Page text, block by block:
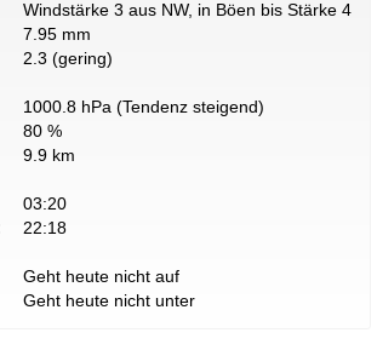
Windstärke 3 aus NW, in Böen bis Stärke 4
7.95 mm
2.3 (gering)
1000.8 hPa (Tendenz steigend)
80 %
9.9 km
03:20
22:18
Geht heute nicht auf
Geht heute nicht unter